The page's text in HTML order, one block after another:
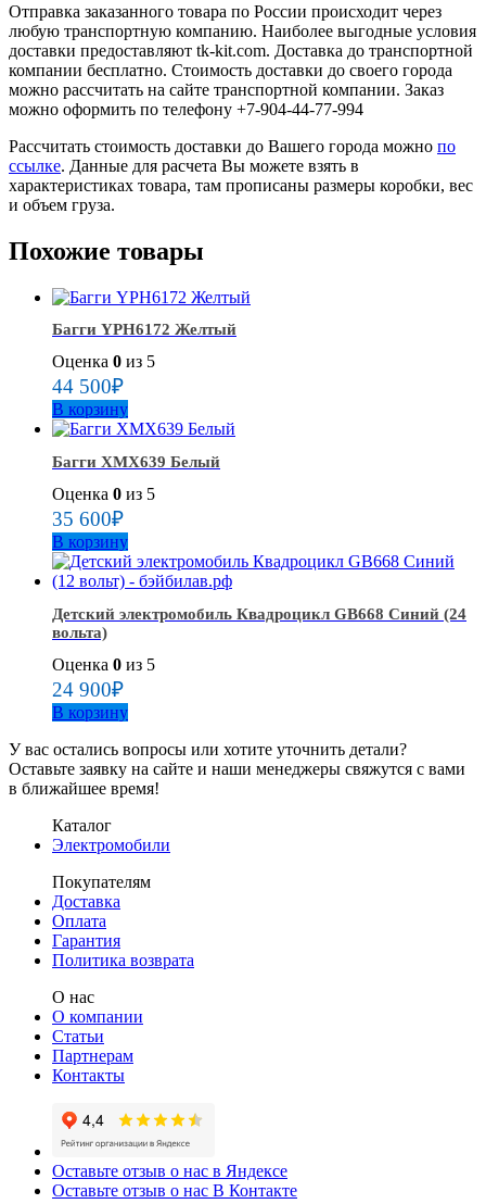
Отправка заказанного товара по России происходит через
любую транспортную компанию. Наиболее выгодные условия
доставки предоставляют tk-kit.com. Доставка до транспортной
компании бесплатно. Стоимость доставки до своего города
можно рассчитать на сайте транспортной компании. Заказ
можно оформить по телефону +7-904-44-77-994
Рассчитать стоимость доставки до Вашего города можно по
ссылке. Данные для расчета Вы можете взять в
характеристиках товара, там прописаны размеры коробки, вес
и объем груза.
Похожие товары
Багги YPH6172 Желтый
Оценка 0 из 5
44 500₽
В корзину
Багги ХМХ639 Белый
Оценка 0 из 5
35 600₽
В корзину
Детский электромобиль Квадроцикл GB668 Синий (24
вольта)
Оценка 0 из 5
24 900₽
В корзину
У вас остались вопросы или хотите уточнить детали?
Оставьте заявку на сайте и наши менеджеры свяжутся с вами
в ближайшее время!
Каталог
Электромобили
Покупателям
Доставка
Оплата
Гарантия
Политика возврата
О нас
О компании
Статьи
Партнерам
Контакты
Оставьте отзыв о нас в Яндексе
Оставьте отзыв о нас В Контакте